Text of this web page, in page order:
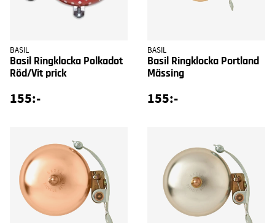
BASIL
Basil Ringklocka Polkadot
Röd/Vit prick
155:-
BASIL
Basil Ringklocka Portland
Mässing
155:-